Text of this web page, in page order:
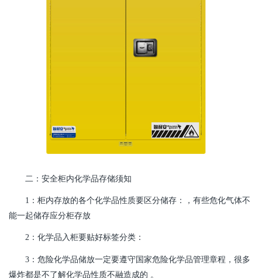
二：安全柜内化学品存储须知
1：柜内存放的各个化学品性质要区分储存：，有些危化气体不
能一起储存应分柜存放
2：化学品入柜要贴好标签分类：
3：危险化学品储放一定要遵守国家危险化学品管理章程，很多
爆炸都是不了解化学品性质不融造成的 。